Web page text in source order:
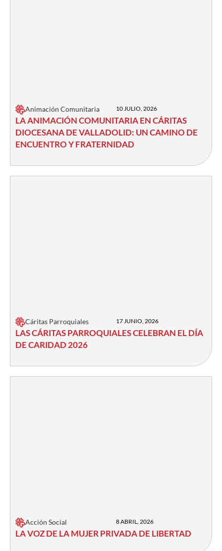
Animación Comunitaria 10 JULIO, 2026
LA ANIMACIÓN COMUNITARIA EN CÁRITAS
DIOCESANA DE VALLADOLID: UN CAMINO DE
ENCUENTRO Y FRATERNIDAD
Cáritas Parroquiales 17 JUNIO, 2026
LAS CÁRITAS PARROQUIALES CELEBRAN EL DÍA
DE CARIDAD 2026
Acción Social 8 ABRIL, 2026
LA VOZ DE LA MUJER PRIVADA DE LIBERTAD